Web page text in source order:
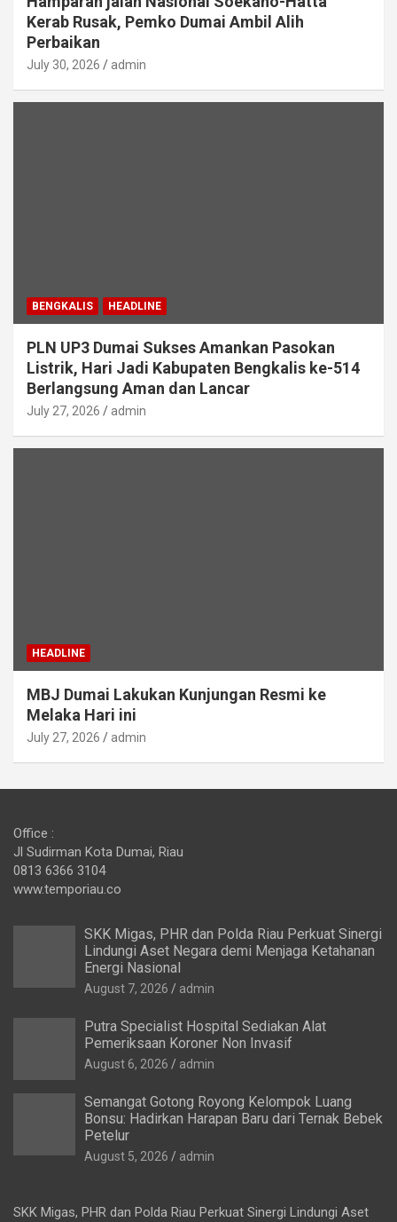
Kerab Rusak, Pemko Dumai Ambil Alih
Perbaikan
July 30, 2026 admin
BENGKALIS HEADLINE
PLN UP3 Dumai Sukses Amankan Pasokan
Listrik, Hari Jadi Kabupaten Bengkalis ke-514
Berlangsung Aman dan Lancar
July 27, 2026 admin
HEADLINE
MBJ Dumai Lakukan Kunjungan Resmi ke
Melaka Hari ini
July 27, 2026 admin
Office :
Jl Sudirman Kota Dumai, Riau
0813 6366 3104
www.temporiau.co
SKK Migas, PHR dan Polda Riau Perkuat Sinergi
Lindungi Aset Negara demi Menjaga Ketahanan
Energi Nasional
August 7, 2026 admin
Putra Specialist Hospital Sediakan Alat
Pemeriksaan Koroner Non Invasif
August 6, 2026 admin
Semangat Gotong Royong Kelompok Luang
Bonsu: Hadirkan Harapan Baru dari Ternak Bebek
Petelur
August 5, 2026 admin
SKK Migas, PHR dan Polda Riau Perkuat Sinergi Lindungi Aset